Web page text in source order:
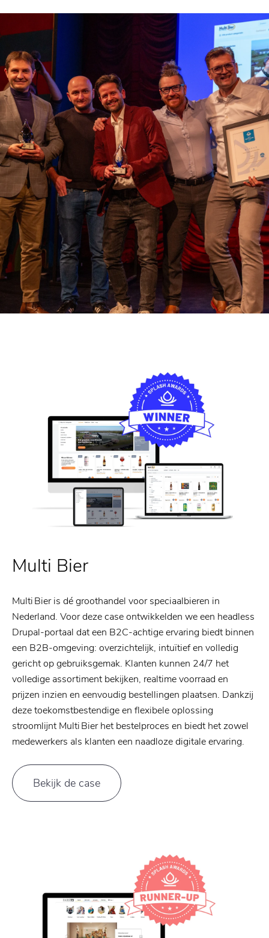
Multi Bier
Multi Bier is dé groothandel voor speciaalbieren in
Nederland. Voor deze case ontwikkelden we een headless
Drupal‑portaal dat een B2C‑achtige ervaring biedt binnen
een B2B‑omgeving: overzichtelijk, intuïtief en volledig
gericht op gebruiksgemak. Klanten kunnen 24/7 het
volledige assortiment bekijken, realtime voorraad en
prijzen inzien en eenvoudig bestellingen plaatsen. Dankzij
deze toekomstbestendige en flexibele oplossing
stroomlijnt Multi Bier het bestelproces en biedt het zowel
medewerkers als klanten een naadloze digitale ervaring.
Bekijk de case